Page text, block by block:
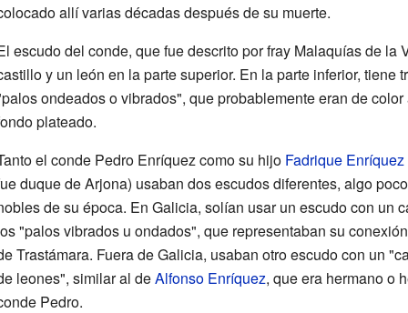
allí varias décadas después de su muerte.
escudo del conde, que fue descrito por fray Malaquías de la
y un león en la parte superior. En la parte inferior, tiene
ondeados o vibrados", que probablemente eran de color
plateado.
el conde Pedro Enríquez como su hijo Fadrique
duque de Arjona) usaban dos escudos diferentes, algo
de su época. En Galicia, solían usar un escudo con un
"palos vibrados u ondados", que representaban su
Trastámara. Fuera de Galicia, usaban otro escudo con un
leones", similar al deAlfonso Enríquez, que era hermano o
Pedro.